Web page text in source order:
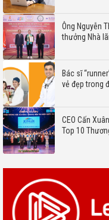
Ông Nguyễn
thưởng Nhà
Bác sĩ
vẻ đẹp trong
CEO Cấn
Top 10